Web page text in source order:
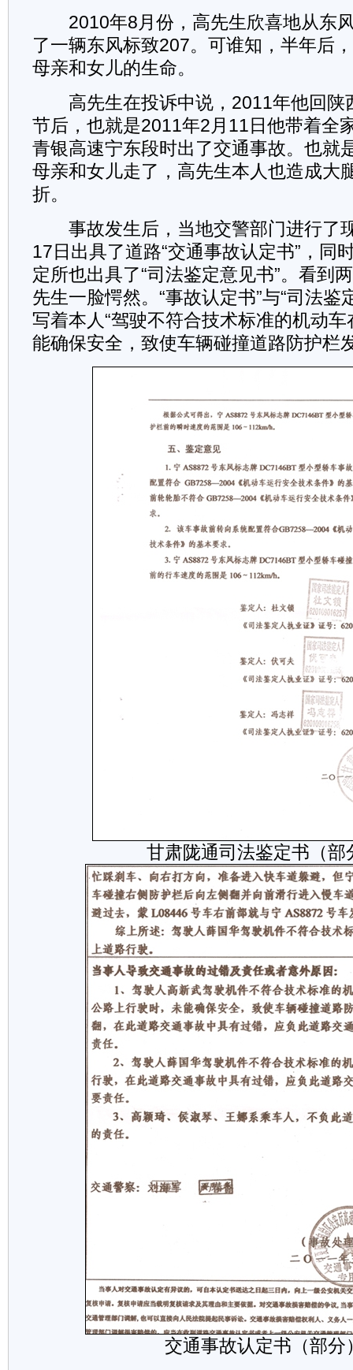
2010年8月份，高先生欣喜地从东
了一辆东风标致207。可谁知，半年后
母亲和女儿的生命。
高先生在投诉中说，2011年他回陕
节后，也就是2011年2月11日他带着全
青银高速宁东段时出了交通事故。也就
母亲和女儿走了，高先生本人也造成大
折。
事故发生后，当地交警部门进行了
17日出具了道路“交通事故认定书”，同
定所也出具了“司法鉴定意见书”。看到
先生一脸愕然。“事故认定书”与“司法鉴
写着本人“驾驶不符合技术标准的机动
能确保安全，致使车辆碰撞道路防护栏
甘肃陇通司法鉴定书（部
交通事故认定书（部分